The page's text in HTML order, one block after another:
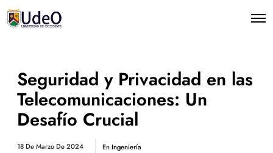
Seguridad y Privacidad en las
Telecomunicaciones: Un
Desafío Crucial
18 De Marzo De 2024 EnIngeniería